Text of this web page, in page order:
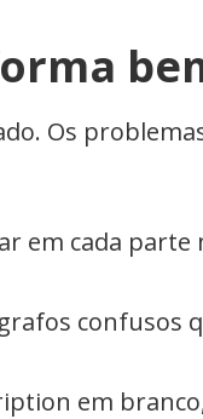
Os
em cada parte
confusos
em